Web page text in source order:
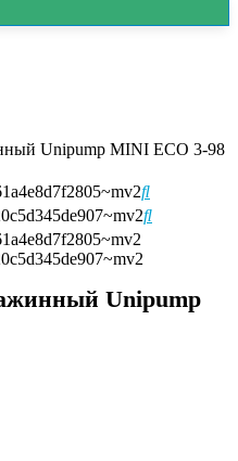
Unipump MINI ECO 3-98
Unipump